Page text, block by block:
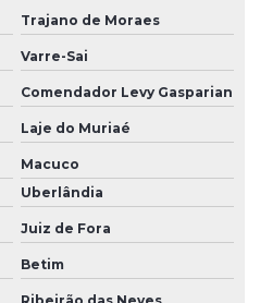
industriais
Trajano de Moraes
Varre-Sai
Comendador Levy Gasparian
Laje do Muriaé
Macuco
Uberlândia
Juiz de Fora
Betim